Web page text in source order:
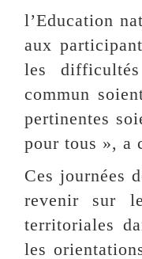
l’Education
aux
les
commun
pertinentes
pour tous », a
Ces journées
revenir sur
territoriales
les